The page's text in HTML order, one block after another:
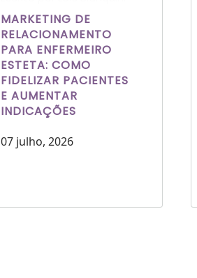
MARKETING DE
RELACIONAMENTO
PARA ENFERMEIRO
ESTETA: COMO
FIDELIZAR PACIENTES
E AUMENTAR
INDICAÇÕES
07 julho, 2026